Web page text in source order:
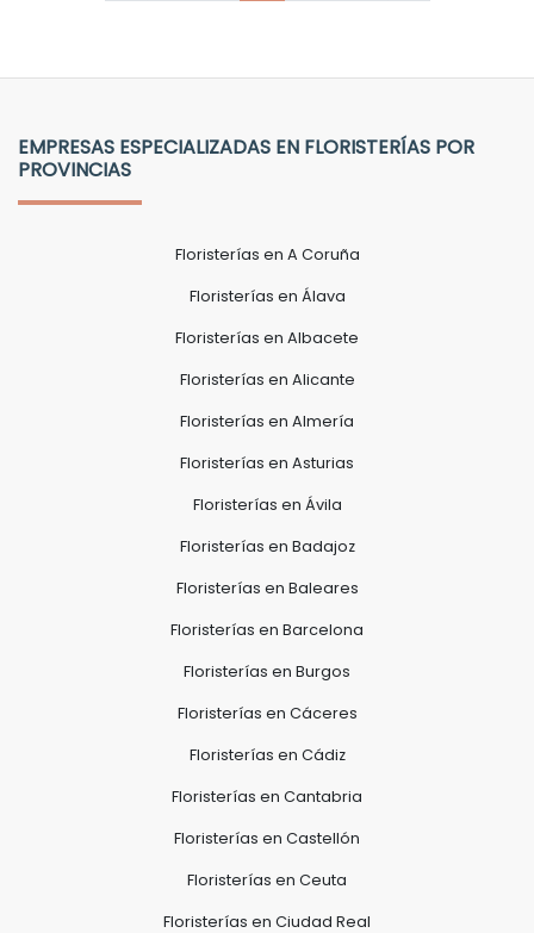
EMPRESAS ESPECIALIZADAS EN FLORISTERÍAS POR
PROVINCIAS
Floristerías en A Coruña
Floristerías en Álava
Floristerías en Albacete
Floristerías en Alicante
Floristerías en Almería
Floristerías en Asturias
Floristerías en Ávila
Floristerías en Badajoz
Floristerías en Baleares
Floristerías en Barcelona
Floristerías en Burgos
Floristerías en Cáceres
Floristerías en Cádiz
Floristerías en Cantabria
Floristerías en Castellón
Floristerías en Ceuta
Floristerías en Ciudad Real